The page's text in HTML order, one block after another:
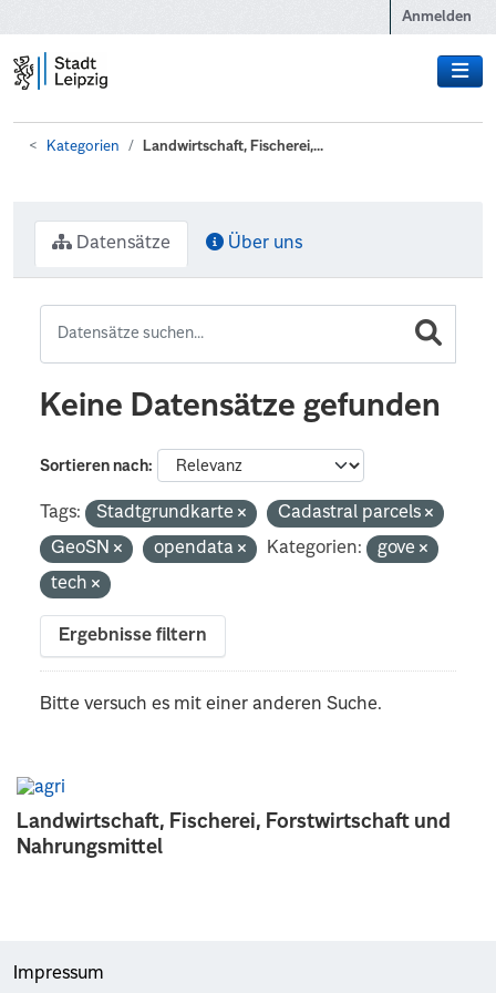
Anmelden
Kategorien Landwirtschaft, Fischerei,...
Landwirtschaft, Fischerei, Forstwirtschaft und
Nahrungsmittel
Datensätze Über uns
Keine Datensätze gefunden
Sortieren nach
Tags: Stadtgrundkarte
Cadastral parcels
GeoSN
opendata Kategorien:
gove
tech
Ergebnisse filtern
Bitte versuch es mit einer anderen Suche.
Impressum